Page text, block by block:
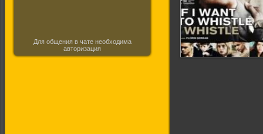
Для общения в чате необходима
авторизация